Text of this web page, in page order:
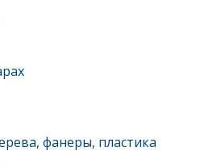
фанеры, пластика